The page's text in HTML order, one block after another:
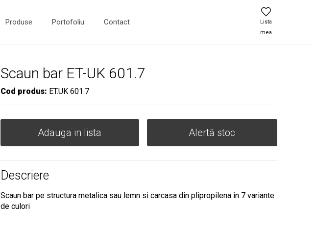
Produse Portofoliu Contact
Lista
mea
Scaun bar ET-UK 601.7
Cod produs: ET.UK 601.7
Adauga in lista Alertă stoc
Descriere
Scaun bar pe structura metalica sau lemn si carcasa din plipropilena in 7 variante
de culori